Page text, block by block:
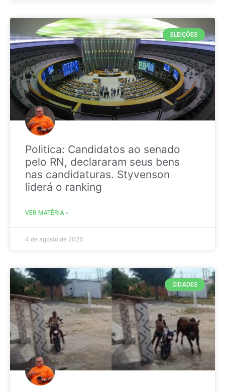
ELEIÇÕES
Politica: Candidatos ao senado
pelo RN, declararam seus bens
nas candidaturas. Styvenson
liderá o ranking
VER MATÉRIA »
4 de agosto de 2026
CIDADES